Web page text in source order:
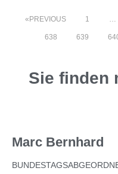
PREVIOUS 1 …
638 639
Sie finden
Marc Bernhard